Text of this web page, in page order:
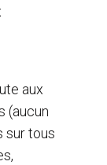
aux
(aucun
sur tous